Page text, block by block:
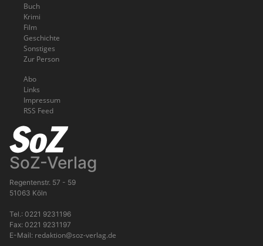
Buch
Krimi
Film
Geschichte
Sonstiges
Zur Person
Abo
Links
Impressum
RSS Feed
SoZ-Verlag
Regentenstr. 57 - 59
51063 Köln
Tel.: 0221 9231196
Fax: 0221 9231197
E-Mail: redaktion@soz-verlag.de